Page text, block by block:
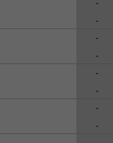
-
-
-
-
-
-
-
-